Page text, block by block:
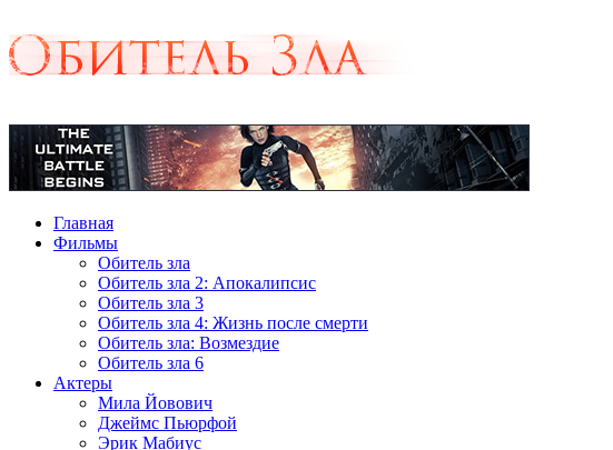
Главная
Фильмы
Обитель зла
Обитель зла 2: Апокалипсис
Обитель зла 3
Обитель зла 4: Жизнь после смерти
Обитель зла: Возмездие
Обитель зла 6
Актеры
Мила Йовович
Джеймс Пьюрфой
Эрик Мабиус